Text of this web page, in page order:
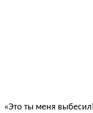
«Это ты меня